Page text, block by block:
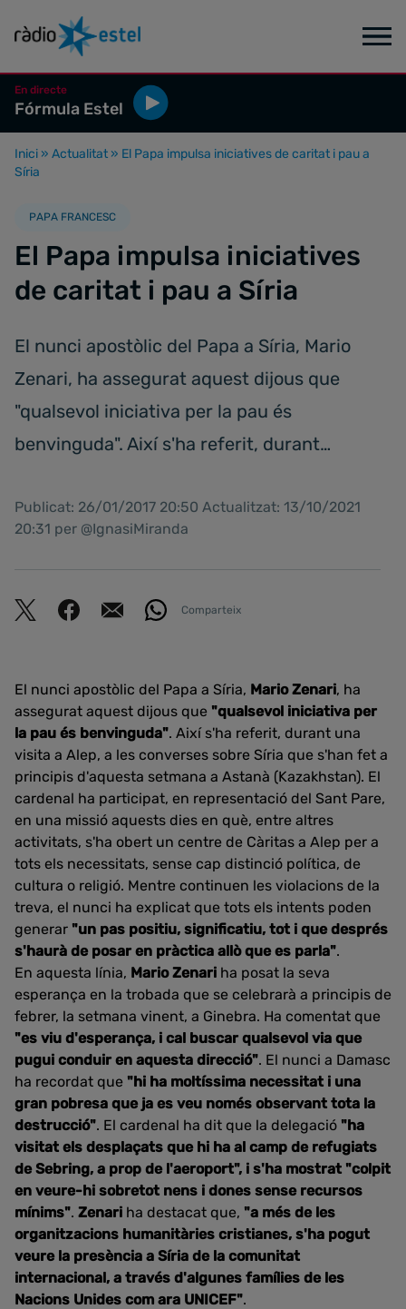
En directe
Fórmula Estel
Inici » Actualitat » El Papa impulsa iniciatives de caritat i pau a
Síria
PAPA FRANCESC
El Papa impulsa iniciatives
de caritat i pau a Síria
El nunci apostòlic del Papa a Síria, Mario
Zenari, ha assegurat aquest dijous que
"qualsevol iniciativa per la pau és
benvinguda". Així s'ha referit, durant…
Publicat: 26/01/2017 20:50 Actualitzat: 13/10/2021
20:31 per @IgnasiMiranda
Comparteix
El nunci apostòlic del Papa a Síria, Mario Zenari, ha
assegurat aquest dijous que "qualsevol iniciativa per
la pau és benvinguda". Així s'ha referit, durant una
visita a Alep, a les converses sobre Síria que s'han fet a
principis d'aquesta setmana a Astanà (Kazakhstan). El
cardenal ha participat, en representació del Sant Pare,
en una missió aquests dies en què, entre altres
activitats, s'ha obert un centre de Càritas a Alep per a
tots els necessitats, sense cap distinció política, de
cultura o religió. Mentre continuen les violacions de la
treva, el nunci ha explicat que tots els intents poden
generar "un pas positiu, significatiu, tot i que després
s'haurà de posar en pràctica allò que es parla".
En aquesta línia, Mario Zenari ha posat la seva
esperança en la trobada que se celebrarà a principis de
febrer, la setmana vinent, a Ginebra. Ha comentat que
"es viu d'esperança, i cal buscar qualsevol via que
pugui conduir en aquesta direcció". El nunci a Damasc
ha recordat que "hi ha moltíssima necessitat i una
gran pobresa que ja es veu només observant tota la
destrucció". El cardenal ha dit que la delegació "ha
visitat els desplaçats que hi ha al camp de refugiats
de Sebring, a prop de l'aeroport", i s'ha mostrat "colpit
en veure-hi sobretot nens i dones sense recursos
mínims". Zenari ha destacat que, "a més de les
organitzacions humanitàries cristianes, s'ha pogut
veure la presència a Síria de la comunitat
internacional, a través d'algunes famílies de les
Nacions Unides com ara UNICEF".